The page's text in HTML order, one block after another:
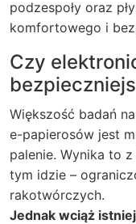
podzespoły oraz
komfortowego i
Czy
Większość badań
e-papierosów jest
palenie. Wynika to
tym idzie –
rakotwórczych.
Jednak wciąż